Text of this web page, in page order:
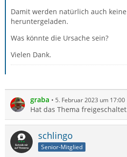
Damit werden natürlich auch
heruntergeladen.
Was könnte die Ursache sein?
Vielen Dank.
graba 5. Februar 2023 um 17:00
Hat das Thema
schlingo
Senior-Mitglied